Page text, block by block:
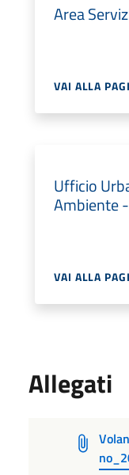
Area
VAI ALLA
Ufficio
Ambiente
VAI ALLA
Allegati